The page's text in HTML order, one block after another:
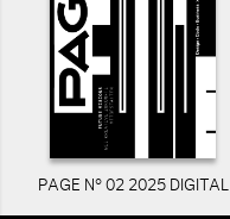
PAGE N° 02 2025 DIGITAL